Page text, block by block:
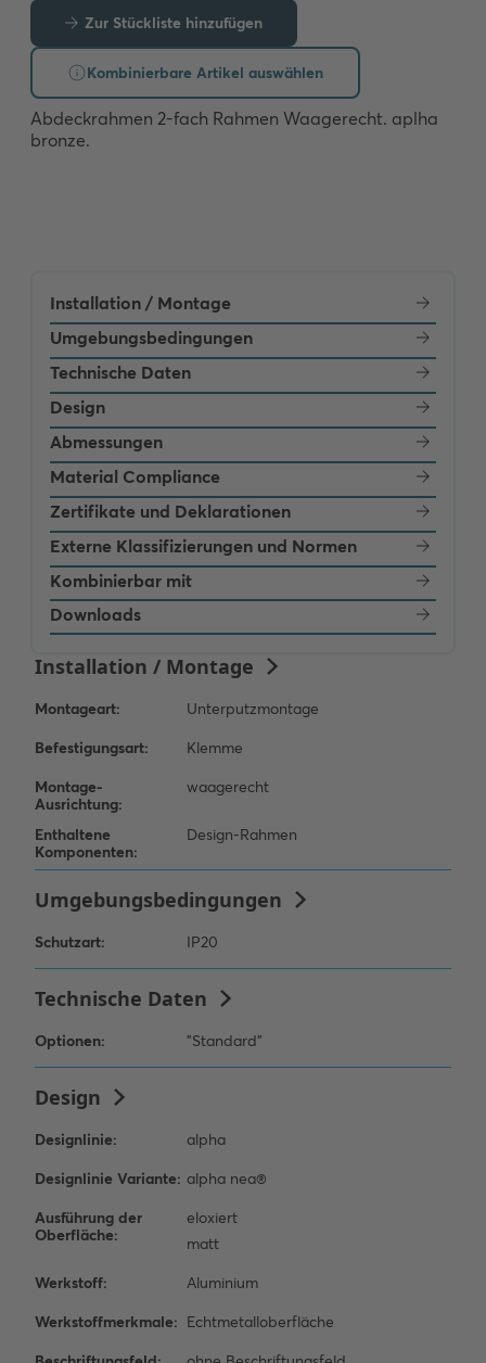
Zur Stückliste hinzufügen
Kombinierbare Artikel auswählen
Abdeckrahmen 2-fach Rahmen Waagerecht. aplha
bronze.
Installation / Montage
Umgebungsbedingungen
Technische Daten
Design
Abmessungen
Material Compliance
Zertifikate und Deklarationen
Externe Klassifizierungen und Normen
Kombinierbar mit
Downloads